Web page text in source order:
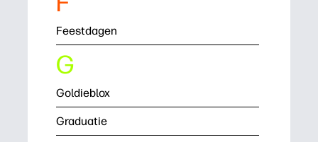
Feestdagen
G
Goldieblox
Graduatie